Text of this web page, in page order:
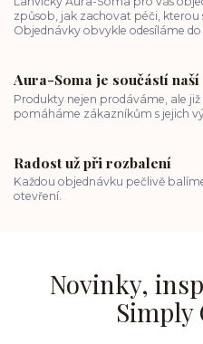
způsob, jak zachovat péči,
Objednávky obvykle odesíláme do
Aura-Soma je součástí
Produkty nejen prodáváme, ale již
pomáháme zákazníkům s jejich
Radost už při rozbalení
Každou objednávku pečlivě
otevření.
Novinky,
Simply